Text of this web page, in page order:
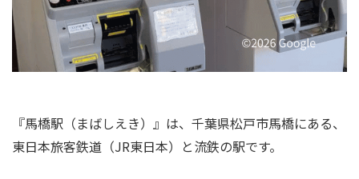
『馬橋駅（まばしえき）』は、千葉県松戸市馬橋にある、
東日本旅客鉄道（JR東日本）と流鉄の駅です。